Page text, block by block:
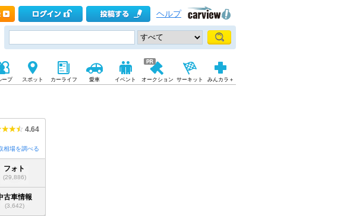
ヘルプ
ープ スポット カーライフ 愛車 イベント オークション サーキット みんカラ＋
4.64
相場を調べる
フォト
(29,886)
古車情報
(3,642)